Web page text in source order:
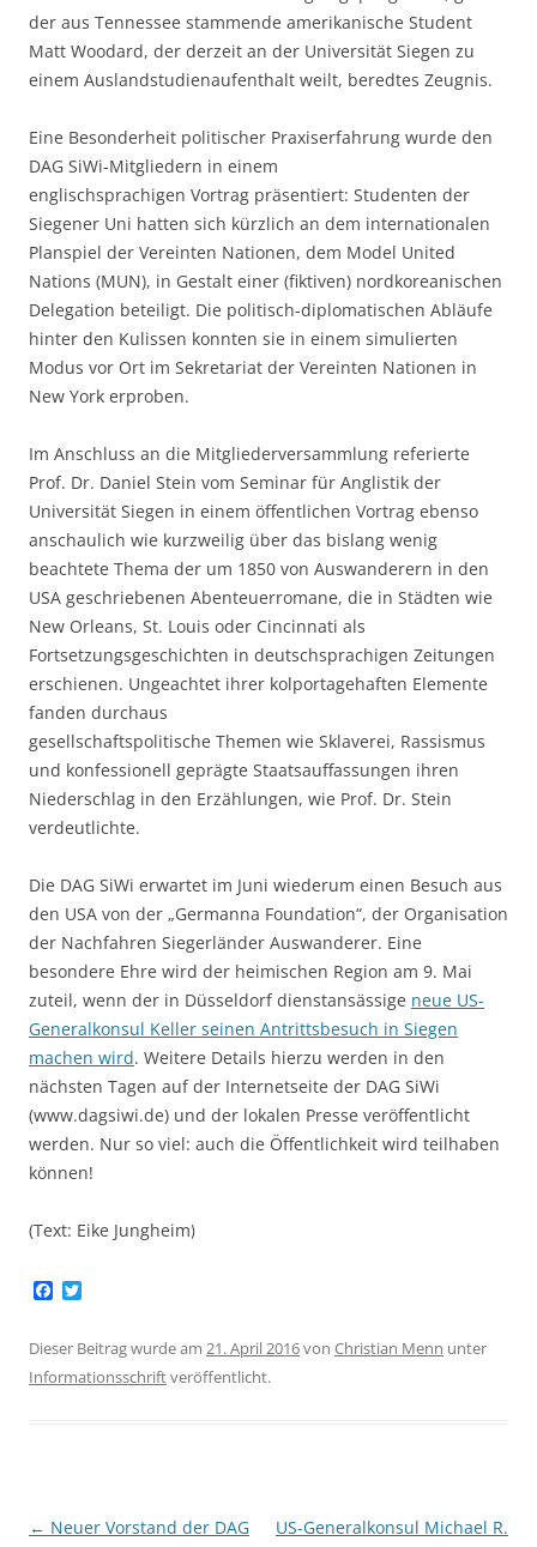
der aus Tennessee stammende amerikanische Student
Matt Woodard, der derzeit an der Universität Siegen zu
einem Auslandstudienaufenthalt weilt, beredtes Zeugnis.
Eine Besonderheit politischer Praxiserfahrung wurde den
DAG SiWi-Mitgliedern in einem
englischsprachigen Vortrag präsentiert: Studenten der
Siegener Uni hatten sich kürzlich an dem internationalen
Planspiel der Vereinten Nationen, dem Model United
Nations (MUN), in Gestalt einer (fiktiven) nordkoreanischen
Delegation beteiligt. Die politisch-diplomatischen Abläufe
hinter den Kulissen konnten sie in einem simulierten
Modus vor Ort im Sekretariat der Vereinten Nationen in
New York erproben.
Im Anschluss an die Mitgliederversammlung referierte
Prof. Dr. Daniel Stein vom Seminar für Anglistik der
Universität Siegen in einem öffentlichen Vortrag ebenso
anschaulich wie kurzweilig über das bislang wenig
beachtete Thema der um 1850 von Auswanderern in den
USA geschriebenen Abenteuerromane, die in Städten wie
New Orleans, St. Louis oder Cincinnati als
Fortsetzungsgeschichten in deutschsprachigen Zeitungen
erschienen. Ungeachtet ihrer kolportagehaften Elemente
fanden durchaus
gesellschaftspolitische Themen wie Sklaverei, Rassismus
und konfessionell geprägte Staatsauffassungen ihren
Niederschlag in den Erzählungen, wie Prof. Dr. Stein
verdeutlichte.
Die DAG SiWi erwartet im Juni wiederum einen Besuch aus
den USA von der „Germanna Foundation“, der Organisation
der Nachfahren Siegerländer Auswanderer. Eine
besondere Ehre wird der heimischen Region am 9. Mai
zuteil, wenn der in Düsseldorf dienstansässige neue US-
Generalkonsul Keller seinen Antrittsbesuch in Siegen
machen wird. Weitere Details hierzu werden in den
nächsten Tagen auf der Internetseite der DAG SiWi
(www.dagsiwi.de) und der lokalen Presse veröffentlicht
werden. Nur so viel: auch die Öffentlichkeit wird teilhaben
können!
(Text: Eike Jungheim)
e
o
t
t
e
Dieser Beitrag wurde am 21. April 2016von Christian Menn unter
Informationsschriftveröffentlicht.
Beitragsnavigation
← Neuer Vorstand der DAG
US-Generalkonsul Michael R.